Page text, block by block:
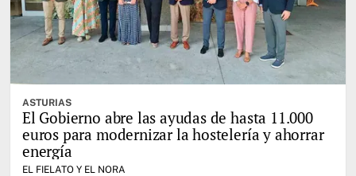
ASTURIAS
El Gobierno abre las ayudas de hasta 11.000
euros para modernizar la hostelería y ahorrar
energía
EL FIELATO Y EL NORA